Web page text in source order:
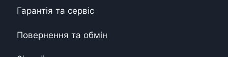
Гарантія та сервіс
Повернення та обмін